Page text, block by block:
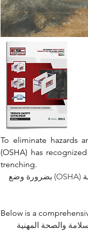
To eliminate hazards
(OSHA) has
trenching.
للقضاء على المخاطر والسيطرة عليها، أقرت إدارة السلامة والصحة المهنية الأمريكية (OSHA) بضرورة وضع
Below is a
والصحة المهنية